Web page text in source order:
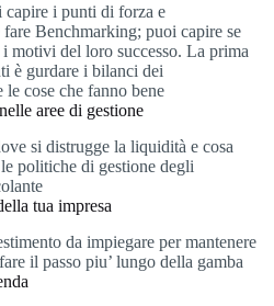
i punti di forza e
Benchmarking; puoi capire se
motivi del loro successo. La prima
è gurdare i bilanci dei
cose che fanno bene
aree di gestione
si distrugge la liquidità e cosa
politiche di gestione degli
tua impresa
da impiegare per mantenere
il passo piu’ lungo della gamba